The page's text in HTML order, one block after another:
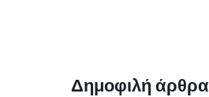
Δημοφιλή άρθρα